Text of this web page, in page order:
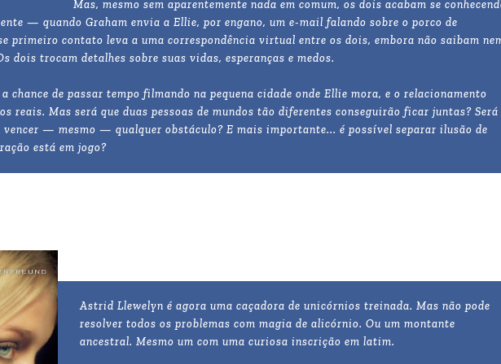
Mas, mesmo sem aparentemente nada em comum, os dois acabam se
— quando Graham envia a Ellie, por engano, um e-mail falando sobre o porco de
primeiro contato leva a uma correspondência virtual entre os dois, embora não saibam
dois trocam detalhes sobre suas vidas, esperanças e medos.
chance de passar tempo filmando na pequena cidade onde Ellie mora, e o relacionamento
reais. Mas será que duas pessoas de mundos tão diferentes conseguirão ficar juntas? Será
vencer — mesmo — qualquer obstáculo? E mais importante... é possível separar ilusão de
está em jogo?
Astrid Llewelyn é agora uma caçadora de unicórnios treinada. Mas não pode
resolver todos os problemas com magia de alicórnio. Ou um montante
ancestral. Mesmo um com uma curiosa inscrição em latim.